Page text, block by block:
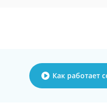
Как работает